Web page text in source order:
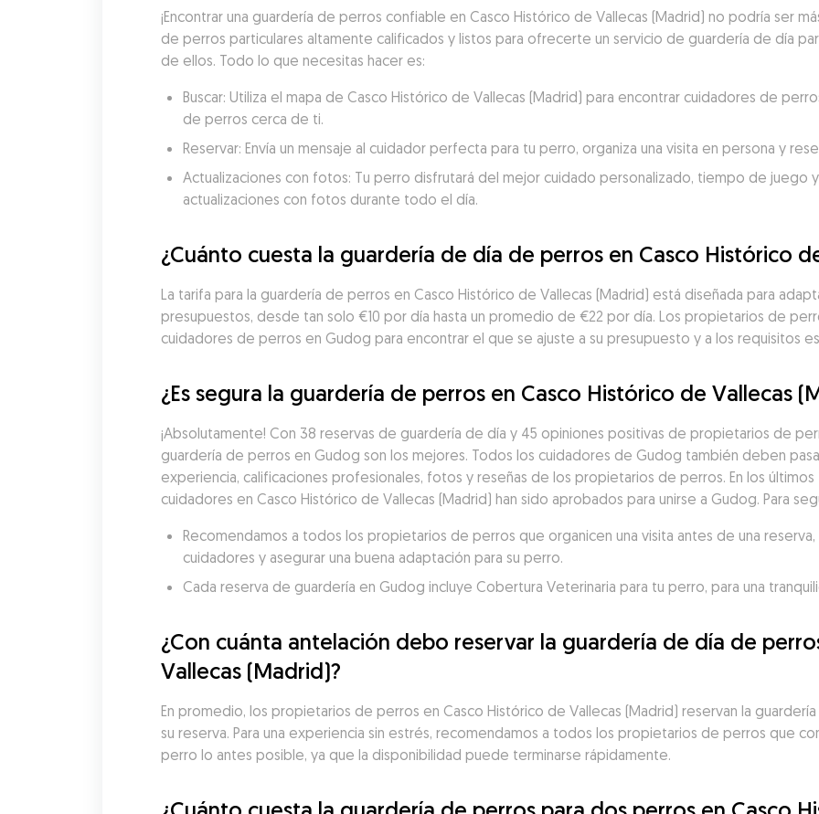
¡Encontrar una guardería de perros confiable en Casco Histórico de Vallecas (Madrid) no podría ser
de perros particulares altamente calificados y listos para ofrecerte un servicio de guardería de día
de ellos. Todo lo que necesitas hacer es:
Buscar: Utiliza el mapa de Casco Histórico de Vallecas (Madrid) para encontrar cuidadores de
de perros cerca de ti.
Reservar: Envía un mensaje al cuidador perfecta para tu perro, organiza una visita en persona y
Actualizaciones con fotos: Tu perro disfrutará del mejor cuidado personalizado, tiempo de juego
actualizaciones con fotos durante todo el día.
¿Cuánto cuesta la guardería de día de perros en Casco Histórico
La tarifa para la guardería de perros en Casco Histórico de Vallecas (Madrid) está diseñada para
presupuestos, desde tan solo €10 por día hasta un promedio de €22 por día. Los propietarios de
cuidadores de perros en Gudog para encontrar el que se ajuste a su presupuesto y a los requisitos
¿Es segura la guardería de perros en Casco Histórico de Vallecas
¡Absolutamente! Con 38 reservas de guardería de día y 45 opiniones positivas de propietarios de
guardería de perros en Gudog son los mejores. Todos los cuidadores de Gudog también deben
experiencia, calificaciones profesionales, fotos y reseñas de los propietarios de perros. En los últimos
cuidadores en Casco Histórico de Vallecas (Madrid) han sido aprobados para unirse a Gudog. Para
Recomendamos a todos los propietarios de perros que organicen una visita antes de una
cuidadores y asegurar una buena adaptación para su perro.
Cada reserva de guardería en Gudog incluye Cobertura Veterinaria para tu perro, para una
¿Con cuánta antelación debo reservar la guardería de día de
Vallecas (Madrid)?
En promedio, los propietarios de perros en Casco Histórico de Vallecas (Madrid) reservan la
su reserva. Para una experiencia sin estrés, recomendamos a todos los propietarios de perros que
perro lo antes posible, ya que la disponibilidad puede terminarse rápidamente.